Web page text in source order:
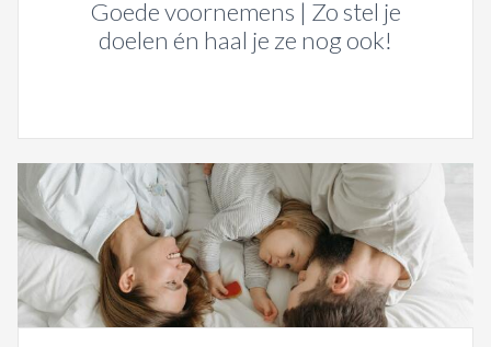
Goede voornemens | Zo stel je
doelen én haal je ze nog ook!